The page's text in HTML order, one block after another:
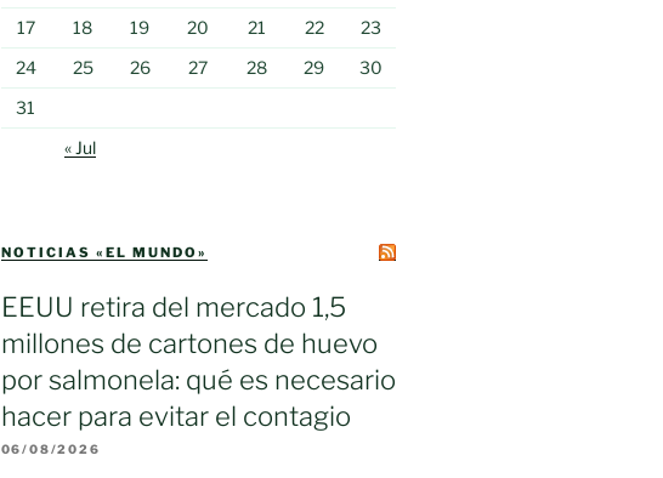
17
18 19 20 21 22
23
24
25 26 27 28 29
30
31
« Jul
NOTICIAS «EL MUNDO»
EEUU retira del mercado 1,5
millones de cartones de huevo
por salmonela: qué es necesario
hacer para evitar el contagio
06/08/2026